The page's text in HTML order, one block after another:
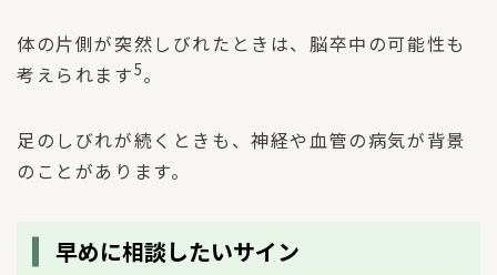
体の片側が突然しびれたときは、脳卒中の可能性も
考えられます5。
足のしびれが続くときも、神経や血管の病気が背景
のことがあります。
早めに相談したいサイン